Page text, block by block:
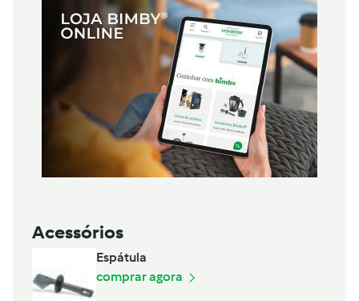
Acessórios
Espátula
comprar agora